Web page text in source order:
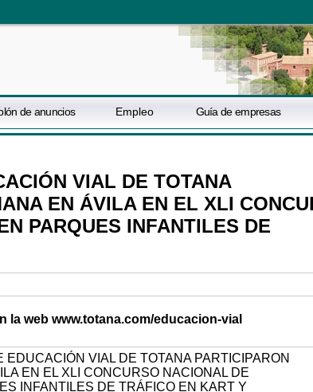
de anuncios Empleo Guía de empresas
VIAL DE TOTANA
EN ÁVILA EN EL XLI
PARQUES INFANTILES DE
web www.totana.com/educacion-vial